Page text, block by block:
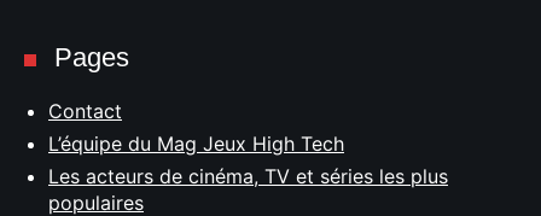
Pages
Contact
L’équipe du Mag Jeux High Tech
Les acteurs de cinéma, TV et séries les plus
populaires